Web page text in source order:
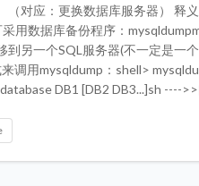
（对应：更换数据库服务器） 释
用数据库备份程序：
到另一个SQL服务器(不一定是一
调用mysqldump：shell>
DB1 [DB2 DB3...]sh ----